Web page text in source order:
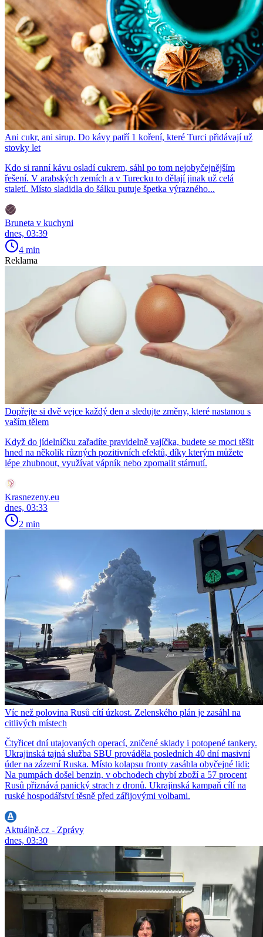
Ani cukr, ani sirup. Do kávy patří 1 koření, které Turci přidávají už
stovky let
Kdo si ranní kávu osladí cukrem, sáhl po tom nejobyčejnějším
řešení. V arabských zemích a v Turecku to dělají jinak už celá
staletí. Místo sladidla do šálku putuje špetka výrazného...
Bruneta v kuchyni
dnes, 03:39
4 min
Reklama
Dopřejte si dvě vejce každý den a sledujte změny, které nastanou s
vaším tělem
Když do jídelníčku zařadíte pravidelně vajíčka, budete se moci těšit
hned na několik různých pozitivních efektů, díky kterým můžete
lépe zhubnout, využívat vápník nebo zpomalit stárnutí.
Krasnezeny.eu
dnes, 03:33
2 min
Víc než polovina Rusů cítí úzkost. Zelenského plán je zasáhl na
citlivých místech
Čtyřicet dní utajovaných operací, zničené sklady i potopené tankery.
Ukrajinská tajná služba SBU prováděla posledních 40 dní masivní
úder na zázemí Ruska. Místo kolapsu fronty zasáhla obyčejné lidi:
Na pumpách došel benzin, v obchodech chybí zboží a 57 procent
Rusů přiznává panický strach z dronů. Ukrajinská kampaň cílí na
ruské hospodářství těsně před zářijovými volbami.
Aktuálně.cz - Zprávy
dnes, 03:30